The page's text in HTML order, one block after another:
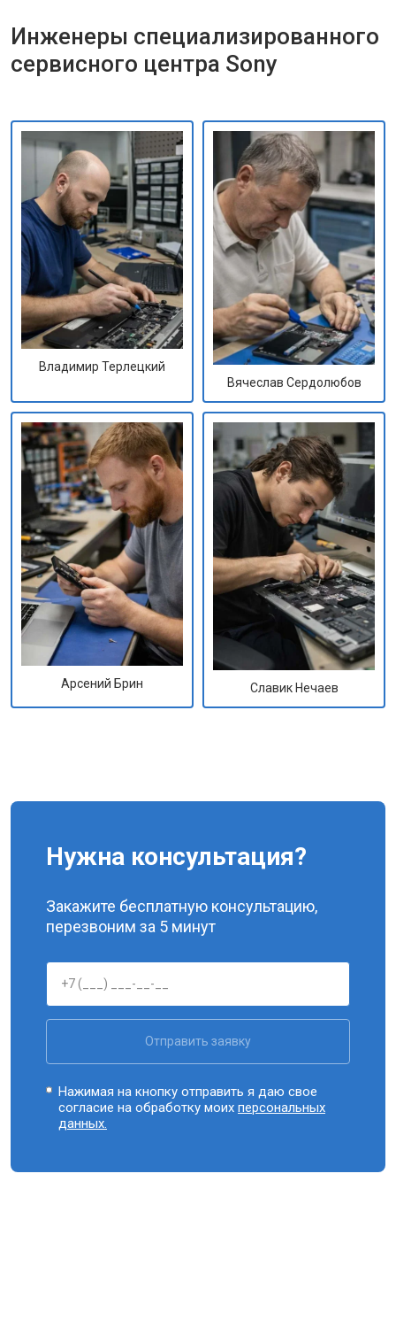
Инженеры специализированного
сервисного центра Sony
Владимир Терлецкий
Вячеслав Сердолюбов
Арсений Брин Славик Нечаев
Нужна консультация?
Закажите бесплатную консультацию,
перезвоним за 5 минут
Отправить заявку
Нажимая на кнопку отправить я даю свое
согласие на обработку моихперсональных
данных.